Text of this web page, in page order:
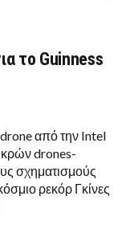
το Guinness
drone από την Intel
drones-
σχηματισμούς
ρεκόρ Γκίνες